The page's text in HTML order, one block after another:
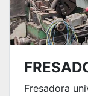
Fresadora